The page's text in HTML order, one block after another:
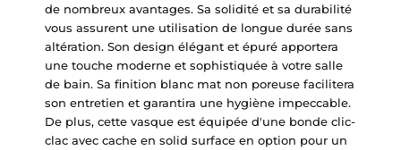
de nombreux avantages. Sa solidité et sa durabilité
vous assurent une utilisation de longue durée sans
altération. Son design élégant et épuré apportera
une touche moderne et sophistiquée à votre salle
de bain. Sa finition blanc mat non poreuse facilitera
son entretien et garantira une hygiène impeccable.
De plus, cette vasque est équipée d'une bonde clic-
clac avec cache en solid surface en option pour un